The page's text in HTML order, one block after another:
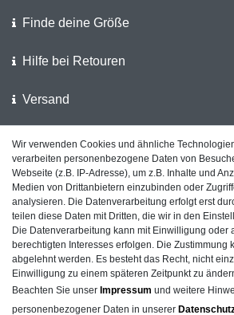
Finde deine Größe
Hilfe bei Retouren
Versand
Wir unterstützen die Polizei
Kundenfeedback auf ShopVote
Impressum
Barrierefreiheitserklärung
Wir verwenden Cookies und ähnliche
verarbeiten personenbezogene Daten von
Webseite (z.B. IP-Adresse), um z.B. Inhalte und
Medien von Drittanbietern einzubinden oder
analysieren. Die Datenverarbeitung erfolgt erst
teilen diese Daten mit Dritten, die wir in den
Die Datenverarbeitung kann mit Einwilligung oder
berechtigten Interesses erfolgen. Die Zustimmung
abgelehnt werden. Es besteht das Recht, nicht
Einwilligung zu einem späteren Zeitpunkt zu
Beachten Sie unser Impressum und weitere
personenbezogener Daten in unserer